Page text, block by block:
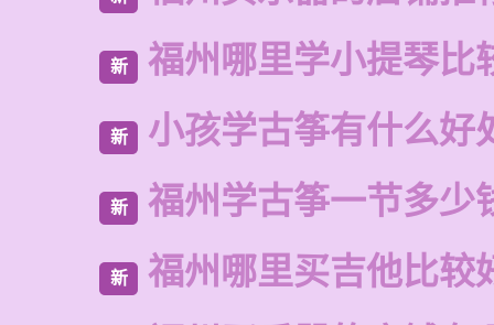
新 福州哪里学小提琴比
新 小孩学古筝有什么好
新 福州学古筝一节多少
新 福州哪里买吉他比较